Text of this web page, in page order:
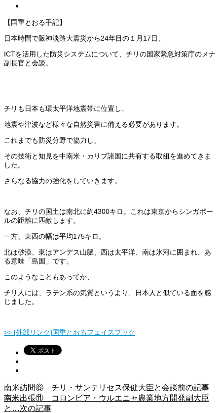
【国重とおる手記】
日本時間で阪神淡路大震災から24年目の１月17日、
ICTを活用した防災システムについて、チリの国家緊急対策庁のメナ
副長官と会談。
チリも日本も環太平洋地震帯に位置し、
地震や津波など様々な自然災害に備える必要があります。
これまでも防災分野で協力し、
その技術と知見を中南米・カリブ諸国に共有する取組を進めてきま
した。
さらなる協力の強化をしていきます。
なお、チリの国土は南北に約4300キロ。これは東京からシンガポー
ルの距離に匹敵します。
一方、東西の幅は平均175キロ。
北は砂漠、東はアンデス山脈、西は太平洋、南は氷河に囲まれ、あ
る意味「島国」です。
このようなこともあってか、
チリ人には、ラテン系の気質というより、日本人と似ている面を感
じました。
>> [外部リンク]国重とおるフェイスブック
南米訪問⑥ チリ・サンテリセス保健大臣と会談前の記事
南米出張⑪ コロンビア・ウルエニャ農業地方開発副大臣
と…次の記事